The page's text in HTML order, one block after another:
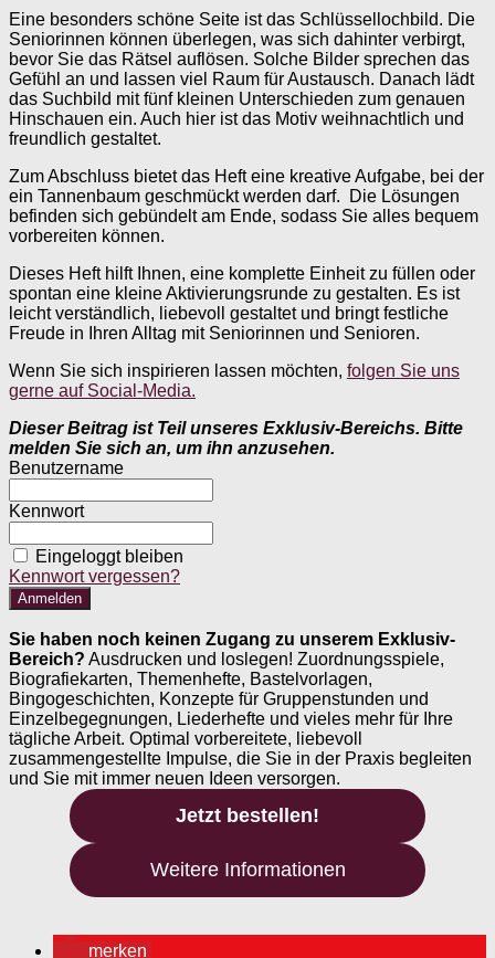
Eine besonders schöne Seite ist das Schlüssellochbild. Die
Seniorinnen können überlegen, was sich dahinter verbirgt,
bevor Sie das Rätsel auflösen. Solche Bilder sprechen das
Gefühl an und lassen viel Raum für Austausch. Danach lädt
das Suchbild mit fünf kleinen Unterschieden zum genauen
Hinschauen ein. Auch hier ist das Motiv weihnachtlich und
freundlich gestaltet.
Zum Abschluss bietet das Heft eine kreative Aufgabe, bei der
ein Tannenbaum geschmückt werden darf. Die Lösungen
befinden sich gebündelt am Ende, sodass Sie alles bequem
vorbereiten können.
Dieses Heft hilft Ihnen, eine komplette Einheit zu füllen oder
spontan eine kleine Aktivierungsrunde zu gestalten. Es ist
leicht verständlich, liebevoll gestaltet und bringt festliche
Freude in Ihren Alltag mit Seniorinnen und Senioren.
Wenn Sie sich inspirieren lassen möchten, folgen Sie uns
gerne auf Social-Media.
Dieser Beitrag ist Teil unseres Exklusiv-Bereichs. Bitte
melden Sie sich an, um ihn anzusehen.
Benutzername
Kennwort
Eingeloggt bleiben
Kennwort vergessen?
Sie haben noch keinen Zugang zu unserem Exklusiv-
Bereich? Ausdrucken und loslegen! Zuordnungsspiele,
Biografiekarten, Themenhefte, Bastelvorlagen,
Bingogeschichten, Konzepte für Gruppenstunden und
Einzelbegegnungen, Liederhefte und vieles mehr für Ihre
tägliche Arbeit. Optimal vorbereitete, liebevoll
zusammengestellte Impulse, die Sie in der Praxis begleiten
und Sie mit immer neuen Ideen versorgen.
Jetzt bestellen!
Weitere Informationen
merken